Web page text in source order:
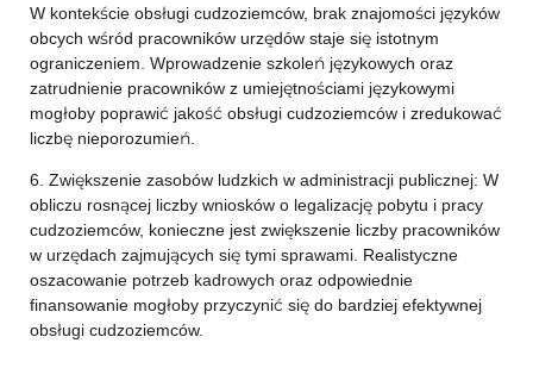
W kontekście obsługi cudzoziemców, brak znajomości języków
obcych wśród pracowników urzędów staje się istotnym
ograniczeniem. Wprowadzenie szkoleń językowych oraz
zatrudnienie pracowników z umiejętnościami językowymi
mogłoby poprawić jakość obsługi cudzoziemców i zredukować
liczbę nieporozumień.
6. Zwiększenie zasobów ludzkich w administracji publicznej: W
obliczu rosnącej liczby wniosków o legalizację pobytu i pracy
cudzoziemców, konieczne jest zwiększenie liczby pracowników
w urzędach zajmujących się tymi sprawami. Realistyczne
oszacowanie potrzeb kadrowych oraz odpowiednie
finansowanie mogłoby przyczynić się do bardziej efektywnej
obsługi cudzoziemców.